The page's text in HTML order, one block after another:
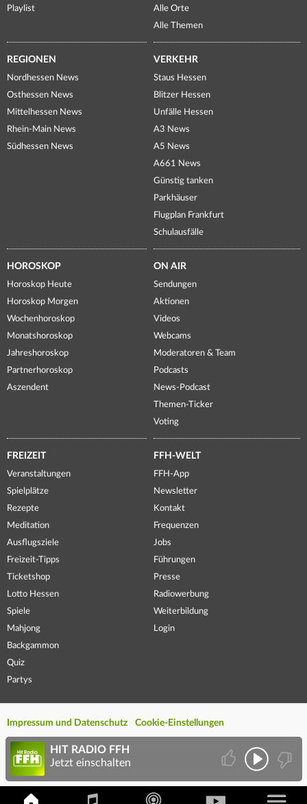
Playlist
Alle Orte
Alle Themen
REGIONEN
Nordhessen News
Osthessen News
Mittelhessen News
Rhein-Main News
Südhessen News
VERKEHR
Staus Hessen
Blitzer Hessen
Unfälle Hessen
A3 News
A5 News
A661 News
Günstig tanken
Parkhäuser
Flugplan Frankfurt
Schulausfälle
HOROSKOP
Horoskop Heute
Horoskop Morgen
Wochenhoroskop
Monatshoroskop
Jahreshoroskop
Partnerhoroskop
Aszendent
ON AIR
Sendungen
Aktionen
Videos
Webcams
Moderatoren & Team
Podcasts
News-Podcast
Themen-Ticker
Voting
FREIZEIT
Veranstaltungen
Spielplätze
Rezepte
Meditation
Ausflugsziele
Freizeit-Tipps
Ticketshop
Lotto Hessen
Spiele
Mahjong
Backgammon
Quiz
Partys
FFH-WELT
FFH-App
Newsletter
Kontakt
Frequenzen
Jobs
Führungen
Presse
Radiowerbung
Weiterbildung
Login
Impressum und Datenschutz Cookie-Einstellungen
HIT RADIO FFH
Jetzt einschalten